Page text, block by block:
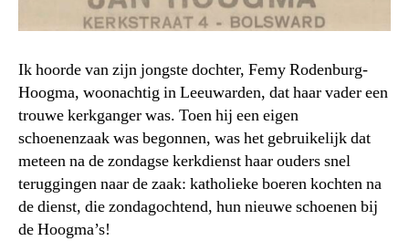
Ik hoorde van zijn jongste dochter, Femy Rodenburg-
Hoogma, woonachtig in Leeuwarden, dat haar vader een
trouwe kerkganger was. Toen hij een eigen
schoenenzaak was begonnen, was het gebruikelijk dat
meteen na de zondagse kerkdienst haar ouders snel
teruggingen naar de zaak: katholieke boeren kochten na
de dienst, die zondagochtend, hun nieuwe schoenen bij
de Hoogma’s!